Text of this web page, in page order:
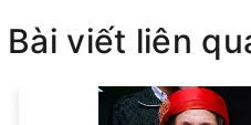
Bài viết liên